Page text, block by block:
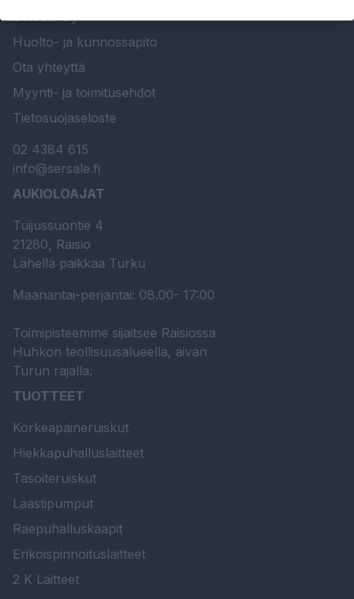
Sersale Oy
Huolto- ja kunnossapito
Ota yhteyttä
Myynti- ja toimitusehdot
Tietosuojaseloste
02 4384 615
info@sersale.fi
AUKIOLOAJAT
Tuijussuontie 4
21280, Raisio
Lähellä paikkaa Turku
Maanantai-perjantai: 08.00- 17:00
Toimipisteemme sijaitsee Raisiossa
Huhkon teollisuusalueella, aivan
Turun rajalla.
TUOTTEET
Korkeapaineruiskut
Hiekkapuhalluslaitteet
Tasoiteruiskut
Laastipumput
Raepuhalluskaapit
Erikoispinnoituslaitteet
2 K Laitteet